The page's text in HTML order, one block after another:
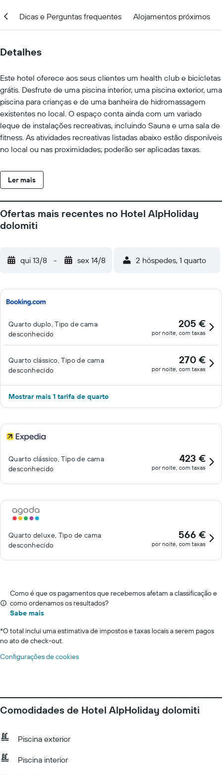
Dicas e Perguntas frequentes Alojamentos próximos
Detalhes
Este hotel oferece aos seus clientes um health club e bicicletas
grátis. Desfrute de uma piscina interior, uma piscina exterior, uma
piscina para crianças e de uma banheira de hidromassagem
existentes no local. O espaço conta ainda com um variado
leque de instalações recreativas, incluindo Sauna e uma sala de
fitness. As atividades recreativas listadas abaixo estão disponíveis
no local ou nas proximidades; poderão ser aplicadas taxas.
Ler mais
Ofertas mais recentes no Hotel AlpHoliday
dolomiti
qui 13/8 - sex 14/8 2 hóspedes, 1 quarto
Quarto duplo, Tipo de cama
desconhecido
205 €
por noite, com taxas
Quarto clássico, Tipo de cama
desconhecido
270 €
por noite, com taxas
Mostrar mais 1 tarifa de quarto
Quarto clássico, Tipo de cama
desconhecido
423 €
por noite, com taxas
Quarto deluxe, Tipo de cama
desconhecido
566 €
por noite, com taxas
Como é que os pagamentos que recebemos afetam a classificação e
como ordenamos os resultados?
Sabe mais
*O total inclui uma estimativa de impostos e taxas locais a serem pagos
no ato de check-out.
Configurações de cookies
Comodidades de Hotel AlpHoliday dolomiti
Piscina exterior
Piscina interior